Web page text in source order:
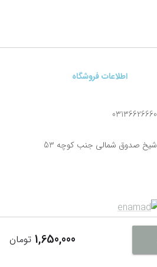
1,650,000 تومان
اطلاعات فروشگاه
03136626660
شیخ صدوق شمالی جنب کوچه 53